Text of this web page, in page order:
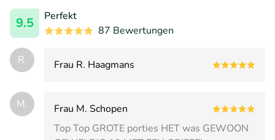
9.5
Perfekt
87 Bewertungen
R. Frau R. Haagmans
M.
Frau M. Schopen
Top Top GROTE porties HET was GEWOON